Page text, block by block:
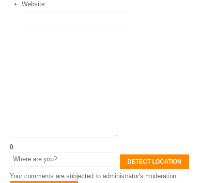
Website:
0
DETECT LOCATION
Your comments are subjected to administrator's moderation.